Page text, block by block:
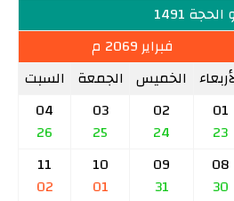
1491
فبراير 2069 م
الخميس الجمعة السبت
01
23
02
24
03
25
04
26
08
30
09
31
10
01
11
02